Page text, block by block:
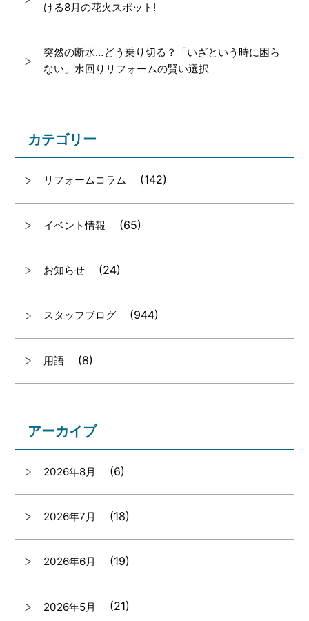
ける8月の花火スポット!
突然の断水…どう乗り切る？「いざという時に困ら
ない」水回りリフォームの賢い選択
カテゴリー
リフォームコラム (142)
イベント情報 (65)
お知らせ (24)
スタッフブログ (944)
用語 (8)
アーカイブ
2026年8月 (6)
2026年7月 (18)
2026年6月 (19)
2026年5月 (21)